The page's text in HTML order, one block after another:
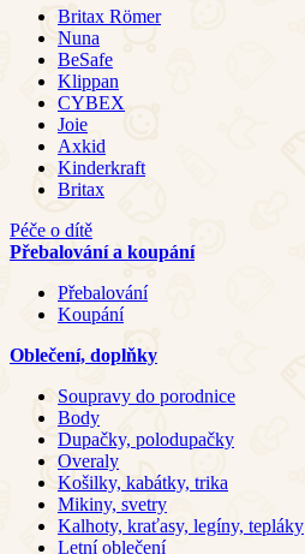
Britax Römer
Nuna
BeSafe
Klippan
CYBEX
Joie
Axkid
Kinderkraft
Britax
Péče o dítě
Přebalování a koupání
Přebalování
Koupání
Oblečení, doplňky
Soupravy do porodnice
Body
Dupačky, polodupačky
Overaly
Košilky, kabátky, trika
Mikiny, svetry
Kalhoty, kraťasy, legíny, tepláky
Letní oblečení